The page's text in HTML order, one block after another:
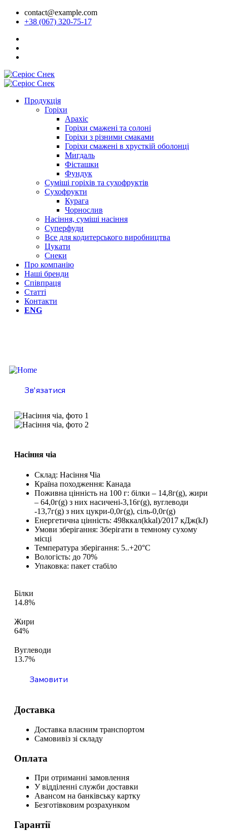
contact@example.com
+38 (067) 320-75-17
Продукція
Горіхи
Арахіс
Горіхи смажені та солоні
Горіхи з різними смаками
Горіхи смажені в хрусткій оболонці
Мигдаль
Фісташки
Фундук
Суміші горіхів та сухофруктів
Сухофрукти
Курага
Чорнослив
Насіння, суміші насіння
Суперфуди
Все для кодитерського виробництва
Цукати
Снеки
Про компанію
Наші бренди
Співпраця
Статті
Контакти
ENG
Зв'язатися
Насіння чіа
Склад: Насіння Чіа
Країна походження: Канада
Поживна цінність на 100 г: білки – 14,8г(g), жири
– 64,0г(g) з них насичені-3,16г(g), вуглеводи
-13,7г(g) з них цукри-0,0г(g), сіль-0,0г(g)
Енергетична цінність: 498ккал(kkal)/2017 кДж(kJ)
Умови зберігання: Зберігати в темному сухому
місці
Температура зберігання: 5..+20°C
Вологість: до 70%
Упаковка: пакет стабіло
Білки
14.8%
Жири
64%
Вуглеводи
13.7%
Замовити
Доставка
Доставка власним транспортом
Самовивіз зі складу
Оплата
При отриманні замовлення
У відділенні служби доставки
Авансом на банківську картку
Безготівковим розрахунком
Гарантії